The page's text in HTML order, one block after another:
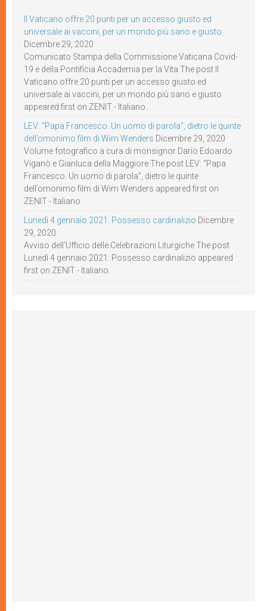
Il Vaticano offre 20 punti per un accesso giusto ed
universale ai vaccini, per un mondo più sano e giusto
Dicembre 29, 2020
Comunicato Stampa della Commissione Vaticana Covid-
19 e della Pontificia Accademia per la Vita The post Il
Vaticano offre 20 punti per un accesso giusto ed
universale ai vaccini, per un mondo più sano e giusto
appeared first on ZENIT - Italiano.
LEV: “Papa Francesco. Un uomo di parola”, dietro le quinte
dell’omonimo film di Wim Wenders Dicembre 29, 2020
Volume fotografico a cura di monsignor Dario Edoardo
Viganò e Gianluca della Maggiore The post LEV: “Papa
Francesco. Un uomo di parola”, dietro le quinte
dell’omonimo film di Wim Wenders appeared first on
ZENIT - Italiano.
Lunedì 4 gennaio 2021: Possesso cardinalizio Dicembre
29, 2020
Avviso dell’Ufficio delle Celebrazioni Liturgiche The post
Lunedì 4 gennaio 2021: Possesso cardinalizio appeared
first on ZENIT - Italiano.